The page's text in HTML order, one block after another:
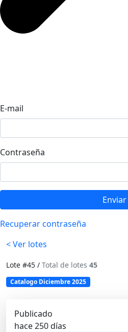
E-mail
Contraseña
Enviar
Recuperar contraseña
< Ver lotes
Lote #45 / Total de lotes 45
Catalogo Diciembre 2025
Publicado
hace 250 días